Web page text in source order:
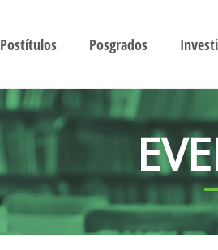
Postítulos Posgrados